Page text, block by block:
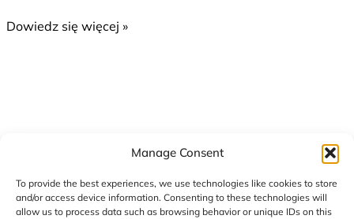
Manage Consent
To provide the best experiences, we use technologies like cookies to store
and/or access device information. Consenting to these technologies will
allow us to process data such as browsing behavior or unique IDs on this
Dowiedz się więcej »